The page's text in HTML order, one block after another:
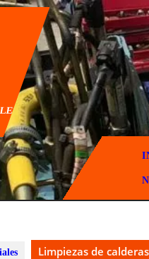
Limpiezas de calderas